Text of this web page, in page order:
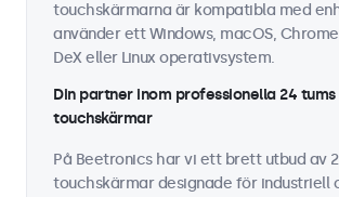
touchskärmarna är kompatibla med
använder ett Windows, macOS,
DeX eller Linux operativsystem.
Din partner inom professionella 24 tums
touchskärmar
På Beetronics har vi ett brett utbud av
touchskärmar designade för industriell